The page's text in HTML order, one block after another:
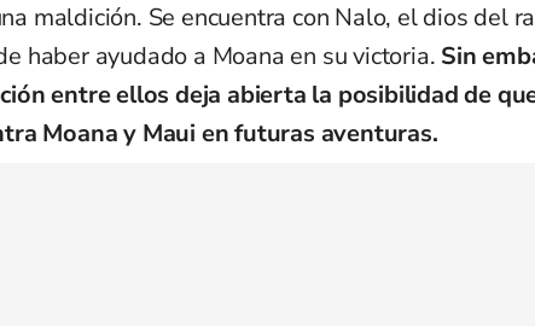
maldición. Se encuentra con Nalo, el dios del
haber ayudado a Moana en su victoria. Sin
entre ellos deja abierta la posibilidad de
Moana y Maui en futuras aventuras.